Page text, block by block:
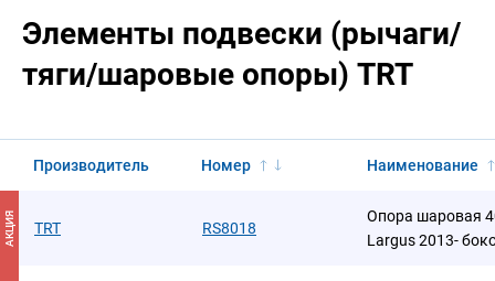
Элементы подвески (рычаги/
тяги/шаровые опоры) TRT
Производитель Номер Наименование
АКЦИЯ TRT RS8018
Опора шаровая
Largus 2013-